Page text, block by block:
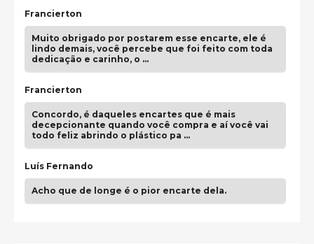
Francierton
Muito obrigado por postarem esse encarte, ele é
lindo demais, você percebe que foi feito com toda
dedicação e carinho, o …
Francierton
Concordo, é daqueles encartes que é mais
decepcionante quando você compra e aí você vai
todo feliz abrindo o plástico pa …
Luís Fernando
Acho que de longe é o pior encarte dela.